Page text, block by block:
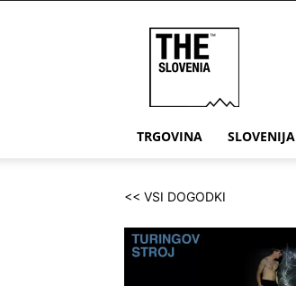
TRGOVINA SLOVENIJA
<< VSI DOGODKI